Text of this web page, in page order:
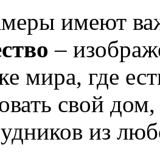
имеют
–
мира, где
свой
из